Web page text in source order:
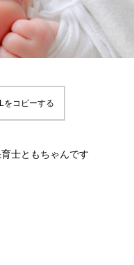
をコピーする
士ともちゃんです